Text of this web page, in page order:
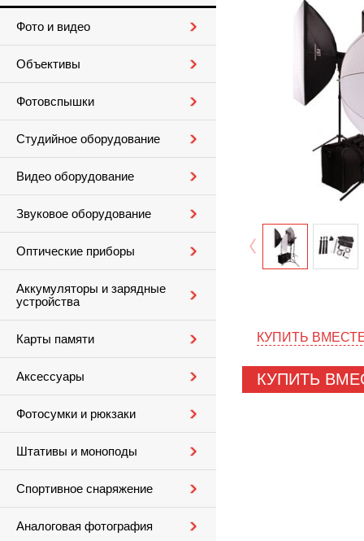
Фото и видео
Объективы
Фотовспышки
Студийное оборудование
Видео оборудование
Звуковое оборудование
Оптические приборы
Аккумуляторы и зарядные
устройства
Карты памяти
Аксессуары
Фотосумки и рюкзаки
Штативы и моноподы
Спортивное снаряжение
Аналоговая фотография
КУПИТЬ
КУПИТЬ